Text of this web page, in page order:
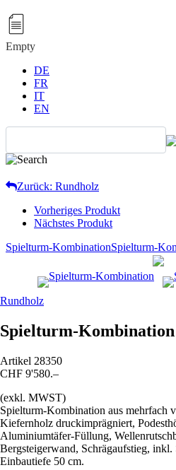
Empty
DE
FR
IT
EN
Zurück: Rundholz
Vorheriges Produkt
Nächstes Produkt
Spielturm-KombinationSpielturm-
Rundholz
Spielturm-Kombination
Artikel 28350
CHF 9'580.–
(exkl. MWST)
Spielturm-Kombination aus mehrfach
Kiefernholz druckimprägniert,
Aluminiumtäfer-Füllung,
Bergsteigerwand, Schrägaufstieg,
Einbautiefe 50 cm.